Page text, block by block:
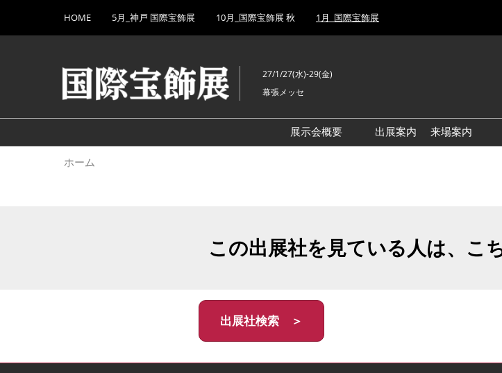
キ
し
て
to
HOME 5月_神戸 国際宝飾展 10月_国際宝飾展 秋 1月_国際宝飾展
27/1/27(水)-29(金)
幕張メッセ
展示会概要
出展案内
来場案内
アクセス
ホーム
この出展社を見ている人は、こ
出展社検索 ＞